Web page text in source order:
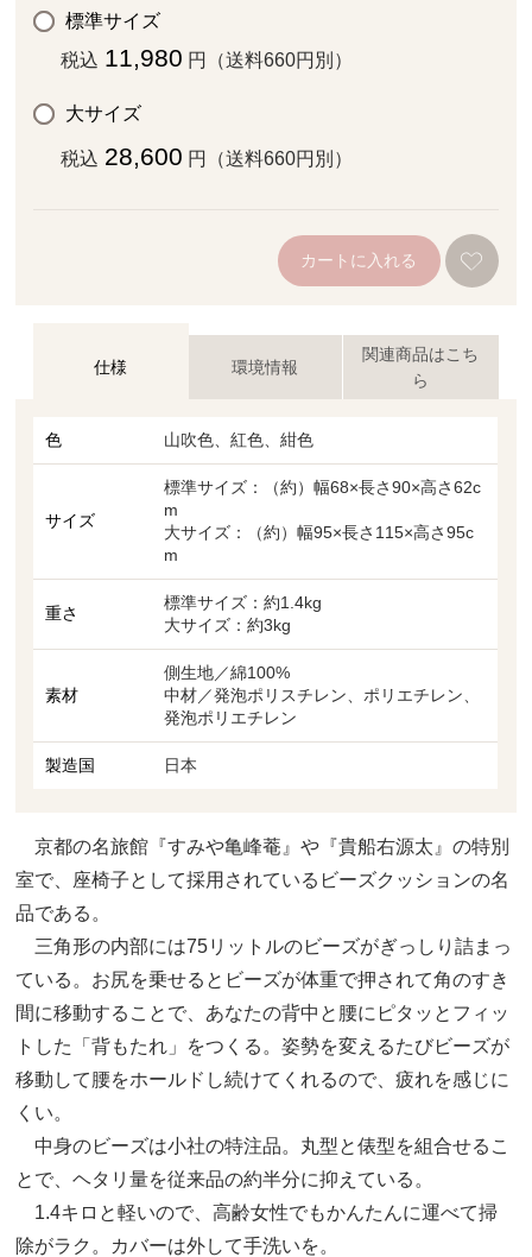
標準サイズ
税込 11,980 円（送料660円別）
大サイズ
税込 28,600 円（送料660円別）
カートに入れる
仕様 環境情報
関連商品はこち
ら
色 山吹色、紅色、紺色
サイズ
標準サイズ：（約）幅68×長さ90×高さ62c
m
大サイズ：（約）幅95×長さ115×高さ95c
m
重さ
標準サイズ：約1.4kg
大サイズ：約3kg
素材
側生地／綿100%
中材／発泡ポリスチレン、ポリエチレン、
発泡ポリエチレン
製造国 日本
京都の名旅館『すみや亀峰菴』や『貴船右源太』の特別
室で、座椅子として採用されているビーズクッションの名
品である。
三角形の内部には75リットルのビーズがぎっしり詰まっ
ている。お尻を乗せるとビーズが体重で押されて角のすき
間に移動することで、あなたの背中と腰にピタッとフィッ
トした「背もたれ」をつくる。姿勢を変えるたびビーズが
移動して腰をホールドし続けてくれるので、疲れを感じに
くい。
中身のビーズは小社の特注品。丸型と俵型を組合せるこ
とで、ヘタリ量を従来品の約半分に抑えている。
1.4キロと軽いので、高齢女性でもかんたんに運べて掃
除がラク。カバーは外して手洗いを。